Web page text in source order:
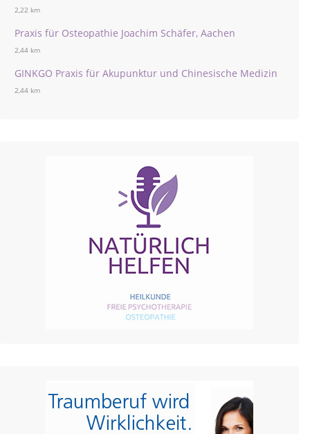
2,22 km
Praxis für Osteopathie Joachim Schäfer, Aachen
2,44 km
GINKGO Praxis für Akupunktur und Chinesische Medizin
2,44 km